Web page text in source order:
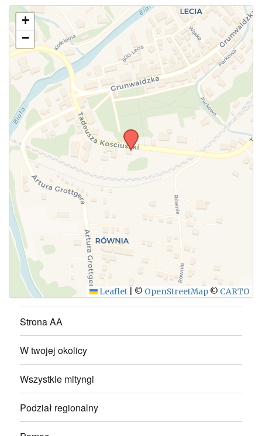
Użyj tego formularza aby przesłać informację o
zmianach w powyższym mityngu.
WYŚLIJ
+
−
Leaflet © OpenStreetMap © CARTO
Strona AA
W twojej okolicy
Wszystkie mityngi
Podział regionalny